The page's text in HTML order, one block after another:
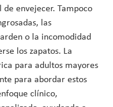
envejecer. Tampoco
las
o la incomodidad
los zapatos. La
para adultos mayores
para abordar estos
clínico,